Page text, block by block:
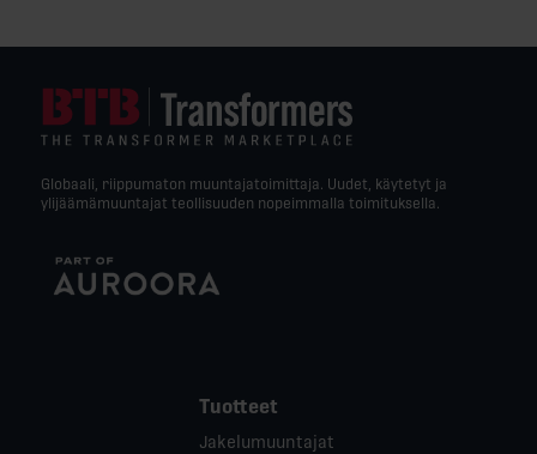
Globaali, riippumaton muuntajatoimittaja. Uudet, käytetyt ja
ylijäämämuuntajat teollisuuden nopeimmalla toimituksella.
Tuotteet
Jakelumuuntajat